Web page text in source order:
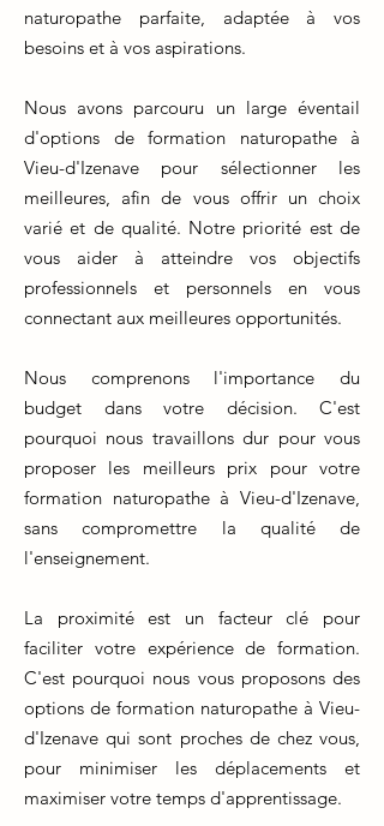
naturopathe parfaite, adaptée à vos
besoins et à vos aspirations.
Nous avons parcouru un large éventail
d'options de formation naturopathe à
Vieu-d'Izenave pour sélectionner les
meilleures, afin de vous offrir un choix
varié et de qualité. Notre priorité est de
vous aider à atteindre vos objectifs
professionnels et personnels en vous
connectant aux meilleures opportunités.
Nous comprenons l'importance du
budget dans votre décision. C'est
pourquoi nous travaillons dur pour vous
proposer les meilleurs prix pour votre
formation naturopathe à Vieu-d'Izenave,
sans compromettre la qualité de
l'enseignement.
La proximité est un facteur clé pour
faciliter votre expérience de formation.
C'est pourquoi nous vous proposons des
options de formation naturopathe à Vieu-
d'Izenave qui sont proches de chez vous,
pour minimiser les déplacements et
maximiser votre temps d'apprentissage.